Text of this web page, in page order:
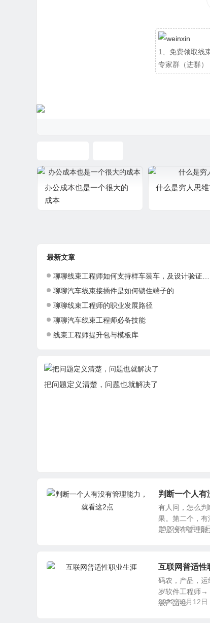
1、免费领取线
专家群（进群）
办公成本也是一个很大的
成本
什么是穷人思
最新文章
聊聊线束工程师如何支持样车装车，及设计验证与优化
聊聊汽车线束接插件是如何锁住端子的
聊聊线束工程师的职业发展路径
聊聊汽车线束工程师必备技能
线束工程师提升包与模板库
把问题定义清楚，问题也就解决了
判断一个人有
有人问，怎么
果。第二个，
定是没有管理
2022年10月15
互联网普适性
码农，产品，
岁软件工程师→
级产品经...
2022年9月12日